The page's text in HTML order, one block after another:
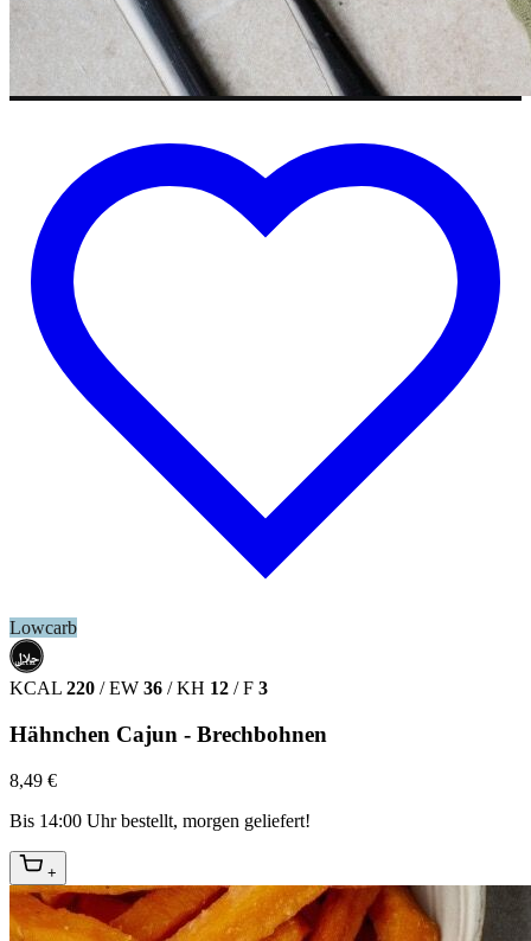
Lowcarb
حلال
HALAL
KCAL 220 / EW 36 / KH 12 / F 3
Hähnchen Cajun - Brechbohnen
8,49 €
Bis 14:00 Uhr bestellt, morgen geliefert!
+